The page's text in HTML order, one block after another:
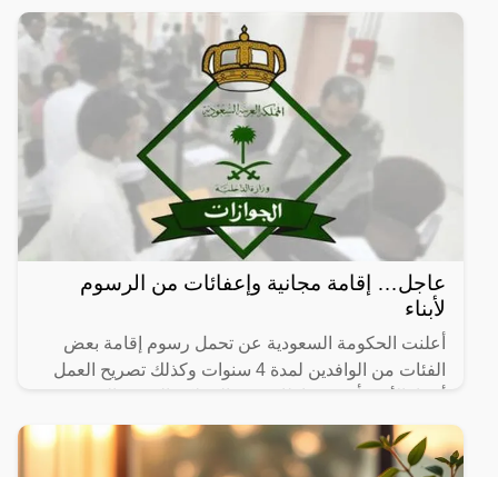
عاجل… إقامة مجانية وإعفائات من الرسوم
لأبناء
أعلنت الحكومة السعودية عن تحمل رسوم إقامة بعض
الفئات من الوافدين لمدة 4 سنوات وكذلك تصريح العمل
في تقديم